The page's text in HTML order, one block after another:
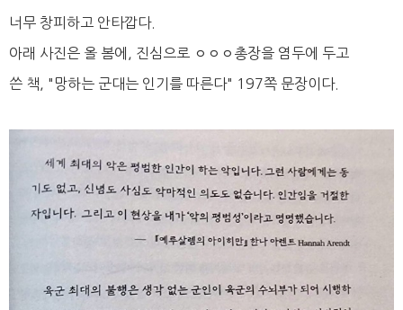
너무 창피하고 안타깝다.
아래 사진은 올 봄에, 진심으로 ㅇㅇㅇ총장을 염두에 두고
쓴 책, "망하는 군대는 인기를 따른다" 197쪽 문장이다.